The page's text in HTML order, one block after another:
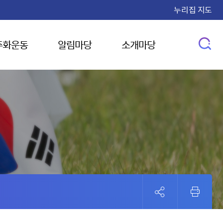
누리집 지도
운동 알림마당 소개마당